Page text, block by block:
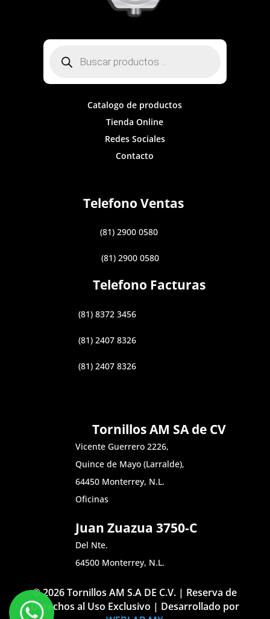
productos
Catalogo de productos
Tienda Online
Redes Sociales
Contacto
Telefono Ventas
(81) 2900 0580
(81) 2900 0580
Telefono Facturas
(81) 8372 3456
(81) 2407 8326
(81) 2407 8326
Tornillos AM SA de CV
Vicente Guerrero 2226,
Quince de Mayo (Larralde),
64450 Monterrey, N.L.
Oficinas
Juan Zuazua 3750-C
Del Nte.
64500 Monterrey, N.L.
© 2026 Tornillos AM S.A DE C.V. | Reserva de
Derechos al Uso Exclusivo | Desarrollado por